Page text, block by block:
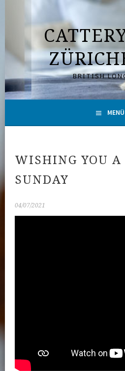
BRITISH
MENÜ
WISHING YOU
SUNDAY
04/07/2021